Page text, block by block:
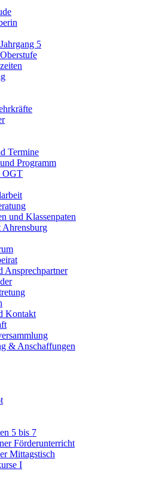
5
Termine
Programm
OGT
und Klassenpaten
Ahrensburg
Ansprechpartner
Kontakt
& Anschaffungen
5 bis 7
Förderunterricht
Mittagstisch
I